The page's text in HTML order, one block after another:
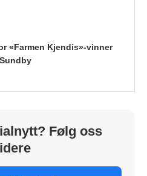
«Farmen Kjendis»-vinner
Følg oss